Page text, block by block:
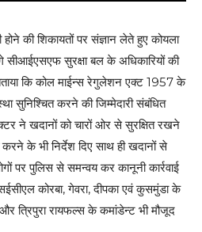
की शिकायतों पर संज्ञान लेते हुए कोयला
सीआईएसएफ सुरक्षा बल के अधिकारियों की
कि कोल माईन्स रेगुलेशन एक्ट 1957 के
सुनिश्चित करने की जिम्मेदारी संबंधित
ने खदानों को चारों ओर से सुरक्षित रखने
के भी निर्देश दिए साथ ही खदानों से
पर पुलिस से समन्वय कर कानूनी कार्रवाई
कोरबा, गेवरा, दीपका एवं कुसमुंडा के
त्रिपुरा रायफल्स के कमांडेन्ट भी मौजूद